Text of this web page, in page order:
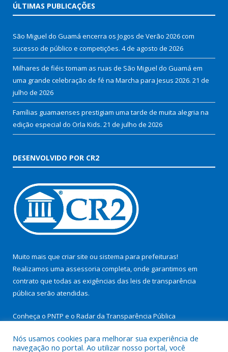
ÚLTIMAS PUBLICAÇÕES
São Miguel do Guamá encerra os Jogos de Verão 2026 com
sucesso de público e competições. 4 de agosto de 2026
Milhares de fiéis tomam as ruas de São Miguel do Guamá em
uma grande celebração de fé na Marcha para Jesus 2026. 21 de
julho de 2026
Famílias guamaenses prestigiam uma tarde de muita alegria na
edição especial do Orla Kids. 21 de julho de 2026
DESENVOLVIDO POR CR2
Muito mais que criar site ou sistema para prefeituras!
Realizamos uma assessoria completa, onde garantimos em
contrato que todas as exigências das leis de transparência
pública serão atendidas.
Conheça o PNTP e o Radar da Transparência Pública
Nós usamos cookies para melhorar sua experiência de
navegação no portal. Ao utilizar nosso portal, você